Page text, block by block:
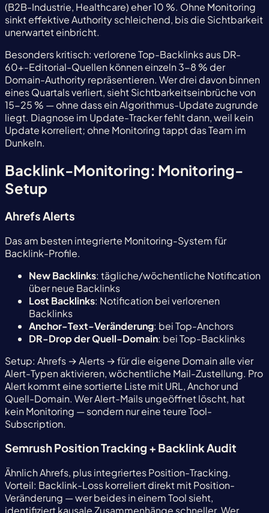
(B2B-Industrie, Healthcare) eher 10 %. Ohne Monitoring
sinkt effektive Authority schleichend, bis die Sichtbarkeit
unerwartet einbricht.
Besonders kritisch: verlorene Top-Backlinks aus DR-
60+-Editorial-Quellen können einzeln 3-8 % der
Domain-Authority repräsentieren. Wer drei davon binnen
eines Quartals verliert, sieht Sichtbarkeitseinbrüche von
15-25 % — ohne dass ein Algorithmus-Update zugrunde
liegt. Diagnose im Update-Tracker fehlt dann, weil kein
Update korreliert; ohne Monitoring tappt das Team im
Dunkeln.
Backlink-Monitoring: Monitoring-
Setup
Ahrefs Alerts
Das am besten integrierte Monitoring-System für
Backlink-Profile.
New Backlinks: tägliche/wöchentliche Notification
über neue Backlinks
Lost Backlinks: Notification bei verlorenen
Backlinks
Anchor-Text-Veränderung: bei Top-Anchors
DR-Drop der Quell-Domain: bei Top-Backlinks
Setup: Ahrefs → Alerts → für die eigene Domain alle vier
Alert-Typen aktivieren, wöchentliche Mail-Zustellung. Pro
Alert kommt eine sortierte Liste mit URL, Anchor und
Quell-Domain. Wer Alert-Mails ungeöffnet löscht, hat
kein Monitoring — sondern nur eine teure Tool-
Subscription.
Semrush Position Tracking + Backlink Audit
Ähnlich Ahrefs, plus integriertes Position-Tracking.
Vorteil: Backlink-Loss korreliert direkt mit Position-
Veränderung — wer beides in einem Tool sieht,
identifiziert kausale Zusammenhänge schneller. Wer